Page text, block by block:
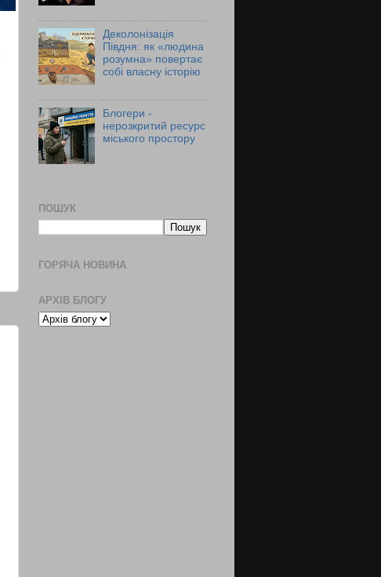
Деколонізація
Півдня: як «людина
розумна» повертає
собі власну історію
Блогери -
нерозкритий ресурс
міського простору
ПОШУК
ГОРЯЧА НОВИНА
АРХІВ БЛОГУ